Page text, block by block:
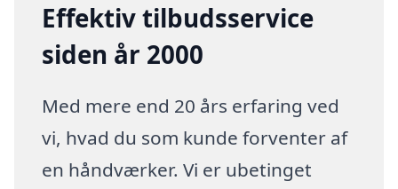
Effektiv tilbudsservice
siden år 2000
Med mere end 20 års erfaring ved
vi, hvad du som kunde forventer af
en håndværker. Vi er ubetinget